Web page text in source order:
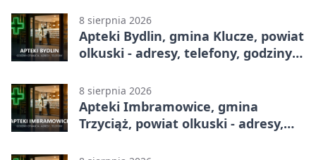
8 sierpnia 2026
Apteki Bydlin, gmina Klucze, powiat
olkuski - adresy, telefony, godziny
8 sierpnia 2026
Apteki Imbramowice, gmina
Trzyciąż, powiat olkuski - adresy,